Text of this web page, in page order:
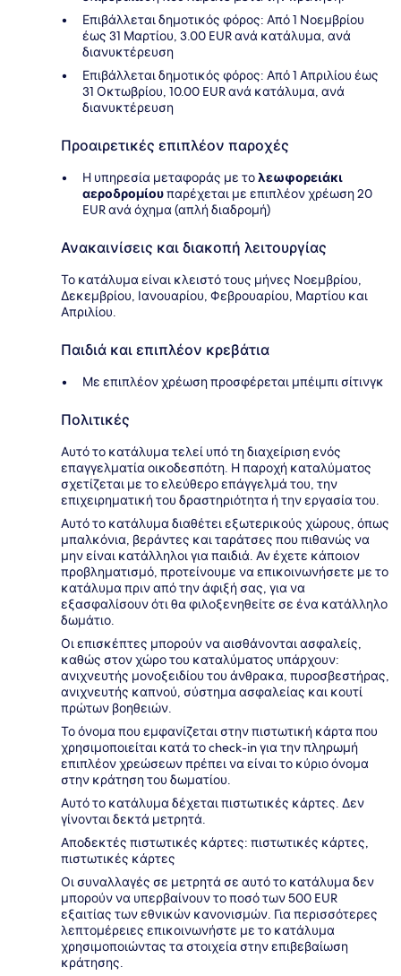
Επιβάλλεται δημοτικός φόρος: Από 1 Νοεμβρίου
έως 31 Μαρτίου, 3.00 EUR ανά κατάλυμα, ανά
διανυκτέρευση
Επιβάλλεται δημοτικός φόρος: Από 1 Απριλίου έως
31 Οκτωβρίου, 10.00 EUR ανά κατάλυμα, ανά
διανυκτέρευση
Προαιρετικές επιπλέον παροχές
Η υπηρεσία μεταφοράς με τολεωφορειάκι
αεροδρομίουπαρέχεται με επιπλέον χρέωση 20
EUR ανά όχημα (απλή διαδρομή)
Ανακαινίσεις και διακοπή λειτουργίας
Το κατάλυμα είναι κλειστό τους μήνες Νοεμβρίου,
Δεκεμβρίου, Ιανουαρίου, Φεβρουαρίου, Μαρτίου και
Απριλίου.
Παιδιά και επιπλέον κρεβάτια
Με επιπλέον χρέωση προσφέρεται μπέιμπι σίτινγκ
Πολιτικές
Αυτό το κατάλυμα τελεί υπό τη διαχείριση ενός
επαγγελματία οικοδεσπότη. Η παροχή καταλύματος
σχετίζεται με το ελεύθερο επάγγελμά του, την
επιχειρηματική του δραστηριότητα ή την εργασία του.
Αυτό το κατάλυμα διαθέτει εξωτερικούς χώρους, όπως
μπαλκόνια, βεράντες και ταράτσες που πιθανώς να
μην είναι κατάλληλοι για παιδιά. Αν έχετε κάποιον
προβληματισμό, προτείνουμε να επικοινωνήσετε με το
κατάλυμα πριν από την άφιξή σας, για να
εξασφαλίσουν ότι θα φιλοξενηθείτε σε ένα κατάλληλο
δωμάτιο.
Οι επισκέπτες μπορούν να αισθάνονται ασφαλείς,
καθώς στον χώρο του καταλύματος υπάρχουν:
ανιχνευτής μονοξειδίου του άνθρακα, πυροσβεστήρας,
ανιχνευτής καπνού, σύστημα ασφαλείας και κουτί
πρώτων βοηθειών.
Το όνομα που εμφανίζεται στην πιστωτική κάρτα που
χρησιμοποιείται κατά το check-in για την πληρωμή
επιπλέον χρεώσεων πρέπει να είναι το κύριο όνομα
στην κράτηση του δωματίου.
Αυτό το κατάλυμα δέχεται πιστωτικές κάρτες. Δεν
γίνονται δεκτά μετρητά.
Αποδεκτές πιστωτικές κάρτες: πιστωτικές κάρτες,
πιστωτικές κάρτες
Οι συναλλαγές σε μετρητά σε αυτό το κατάλυμα δεν
μπορούν να υπερβαίνουν το ποσό των 500 EUR
εξαιτίας των εθνικών κανονισμών. Για περισσότερες
λεπτομέρειες επικοινωνήστε με το κατάλυμα
χρησιμοποιώντας τα στοιχεία στην επιβεβαίωση
κράτησης.